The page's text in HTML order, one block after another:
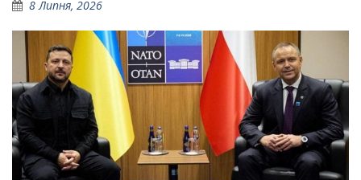
8 Липня, 2026